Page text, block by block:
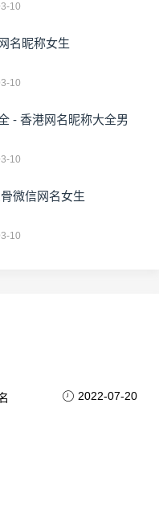
10
名昵称女生
10
- 香港网名昵称大全男
10
微信网名女生
10
2022-07-20